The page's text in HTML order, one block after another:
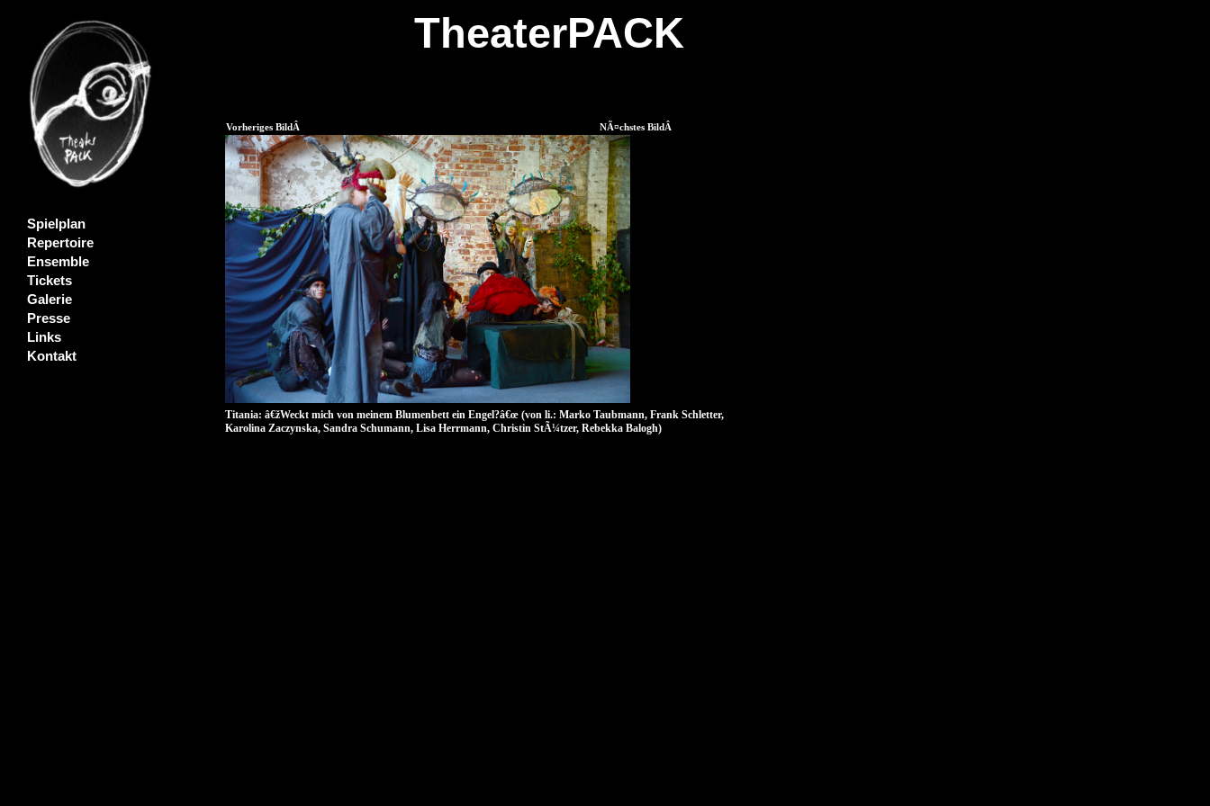
Spielplan
Repertoire
Ensemble
Tickets
Galerie
Presse
Links
Kontakt
TheaterPACK
Vorheriges BildÂ NÃ¤chstes BildÂ
Titania: â€žWeckt mich von meinem Blumenbett ein Engel?â€œ (von li.: Marko Taubmann, Frank Schletter,
Karolina Zaczynska, Sandra Schumann, Lisa Herrmann, Christin StÃ¼tzer, Rebekka Balogh)